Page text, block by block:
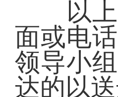
以上
面或电
领导小
达的以